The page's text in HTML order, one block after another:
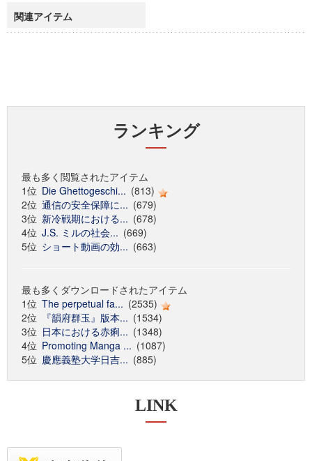
関連アイテム
ランキング
最も多く閲覧されたアイテム
1位 Die Ghettogeschi... (813)
2位 通信の安全保障に... (679)
3位 新冷戦期における... (678)
4位 J.S. ミルの社会... (669)
5位 ショート動画の効... (663)
最も多くダウンロードされたアイテム
1位 The perpetual fa... (2535)
2位
『韻府群玉』版本... (1534)
3位 日本における赤痢... (1348)
4位 Promoting Manga ... (1087)
5位 慶應義塾大学日吉... (885)
LINK